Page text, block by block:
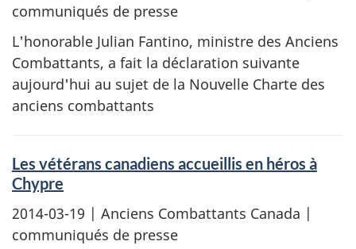
communiqués de presse
L'honorable Julian Fantino, ministre des Anciens
Combattants, a fait la déclaration suivante
aujourd'hui au sujet de la Nouvelle Charte des
anciens combattants
Les vétérans canadiens accueillis en héros à
Chypre
2014-03-19 | Anciens Combattants Canada |
communiqués de presse